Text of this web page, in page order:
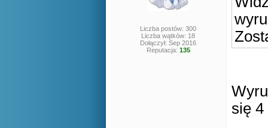
Liczba postów: 300
Liczba wątków: 18
Dołączył: Sep 2016
Reputacja: 135
się 4